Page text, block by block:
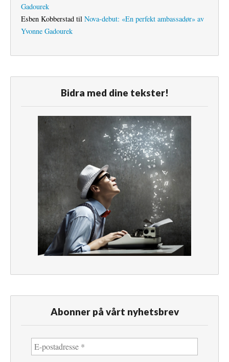
Gadourek
Esben Kobberstad til Nova-debut: «En perfekt ambassadør» av
Yvonne Gadourek
Bidra med dine tekster!
Abonner på vårt nyhetsbrev